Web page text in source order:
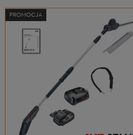
PROMOCJA